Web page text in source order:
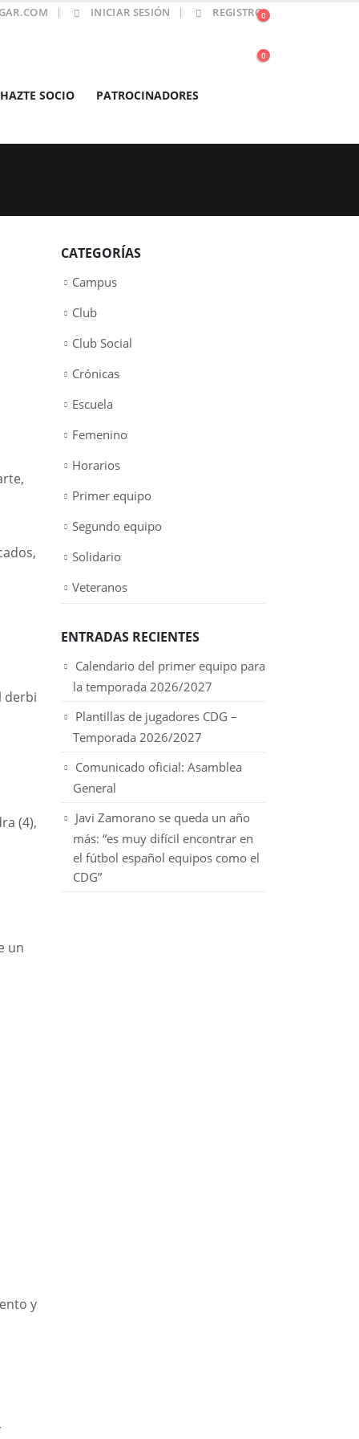
INICIAR SESIÓN REGISTRO0
0
HAZTE SOCIO PATROCINADORES
derbi
(4),
un
y
CATEGORÍAS
Campus
Club
Club Social
Crónicas
Escuela
Femenino
Horarios
Primer equipo
Segundo equipo
Solidario
Veteranos
ENTRADAS RECIENTES
Calendario del primer equipo para
la temporada 2026/2027
Plantillas de jugadores CDG –
Temporada 2026/2027
Comunicado oficial: Asamblea
General
Javi Zamorano se queda un año
más: “es muy difícil encontrar en
el fútbol español equipos como el
CDG”